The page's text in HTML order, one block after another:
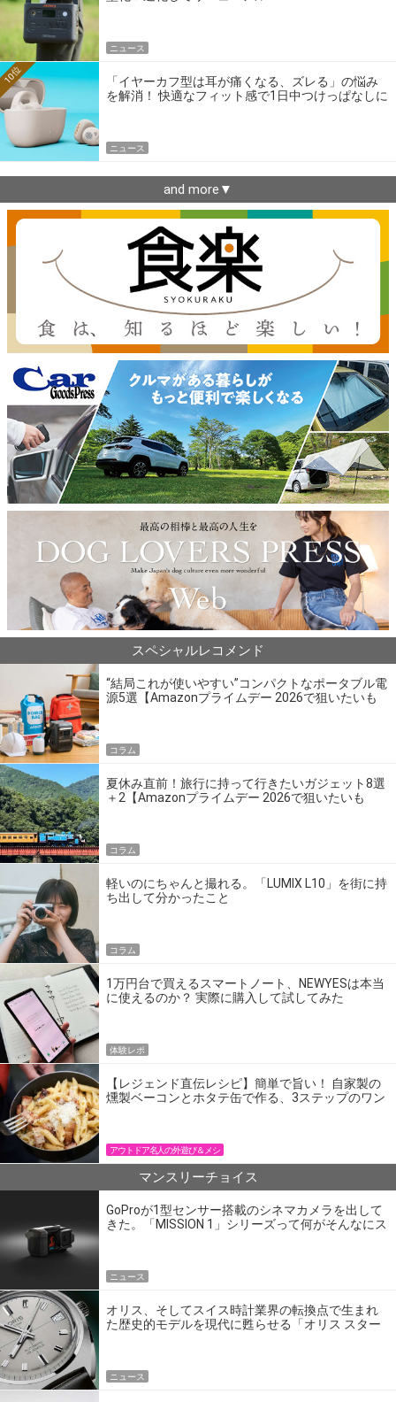
ニュース
「イヤーカフ型は耳が痛くなる、ズレる」の悩み
を解消！ 快適なフィット感で1日中つけっぱなしに
10位
ニュース
and more▼
スペシャルレコメンド
“結局これが使いやすい”コンパクトなポータブル電
源5選【Amazonプライムデー 2026で狙いたいも
コラム
夏休み直前！旅行に持って行きたいガジェット8選
＋2【Amazonプライムデー 2026で狙いたいも
コラム
軽いのにちゃんと撮れる。「LUMIX L10」を街に持
ち出して分かったこと
コラム
1万円台で買えるスマートノート、NEWYESは本当
に使えるのか？ 実際に購入して試してみた
体験レポ
【レジェンド直伝レシピ】簡単で旨い！ 自家製の
燻製ベーコンとホタテ缶で作る、3ステップのワン
アウトドア名人の外遊び＆メシ
マンスリーチョイス
GoProが1型センサー搭載のシネマカメラを出して
きた。「MISSION 1」シリーズって何がそんなにス
ニュース
オリス、そしてスイス時計業界の転換点で生まれ
た歴史的モデルを現代に甦らせる「オリス スター
ニュース